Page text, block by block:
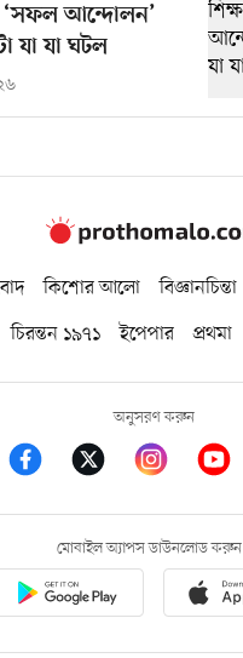
‘সফল আন্দোলন’
যা যা ঘটল
কিশোর আলো বিজ্ঞানচিন্তা
চিরন্তন ১৯৭১ ইপেপার প্রথমা
অনুসরণ করুন
মোবাইল অ্যাপস ডাউনলোড করুন